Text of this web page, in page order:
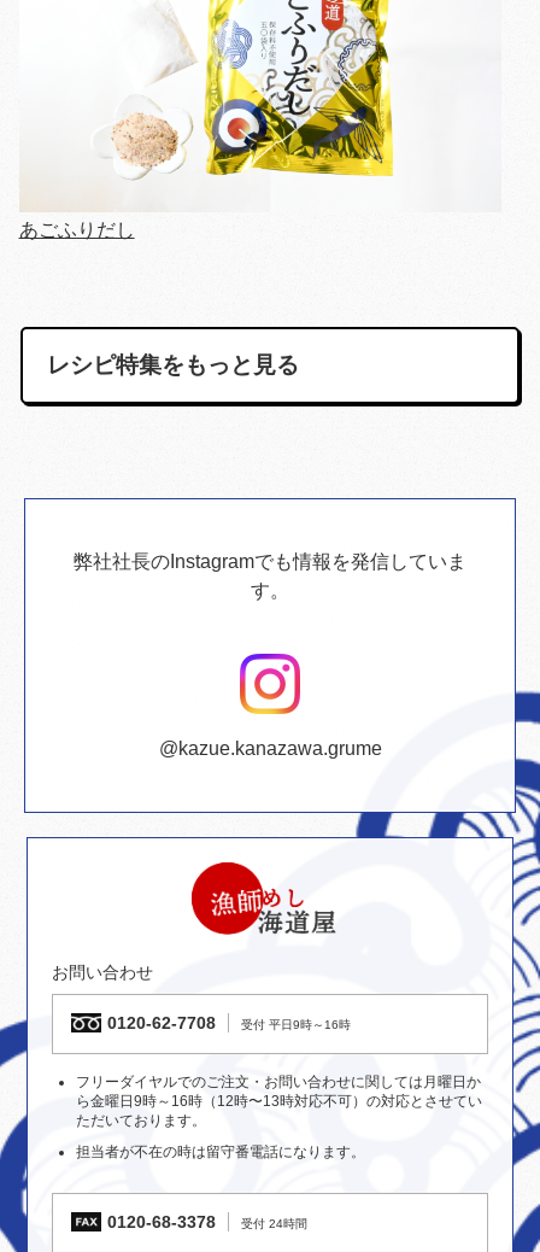
あごふりだし
レシピ特集をもっと見る
弊社社長のInstagramでも情報を発信していま
す。
@kazue.kanazawa.grume
お問い合わせ
0120-62-7708 受付 平日9時～16時
フリーダイヤルでのご注文・お問い合わせに関しては月曜日か
ら金曜日9時～16時（12時〜13時対応不可）の対応とさせてい
ただいております。
担当者が不在の時は留守番電話になります。
0120-68-3378 受付 24時間